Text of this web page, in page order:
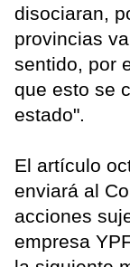
disociaran,
provincias
sentido, por
que esto se
estado".
El artículo
enviará al
acciones
empresa